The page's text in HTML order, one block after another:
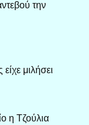
την
μιλήσει
η Τζούλια